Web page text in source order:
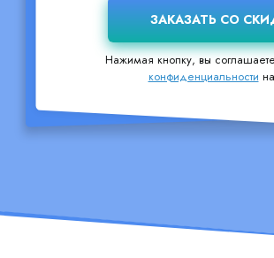
Нажимая кнопку, вы
конфиденциальности